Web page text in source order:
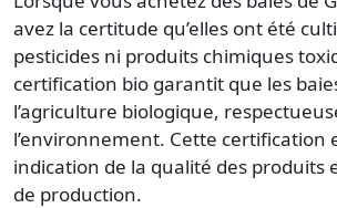
avez la certitude qu’elles ont été
pesticides ni produits chimiques
certification bio garantit que les
l’agriculture biologique,
l’environnement. Cette certification
indication de la qualité des produits
de production.